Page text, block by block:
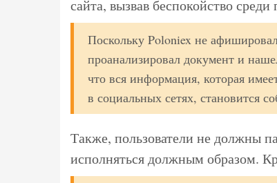
сайта, вызвав беспокойство
Поскольку Poloniex не
проанализировал документ и
что вся информация, которая
в социальных сетях, становится
Также, пользователи не должны
исполняться должным образом.